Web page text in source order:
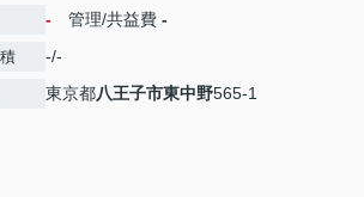
- 管理/共益費 -
-/-
東京都八王子市東中野565-1